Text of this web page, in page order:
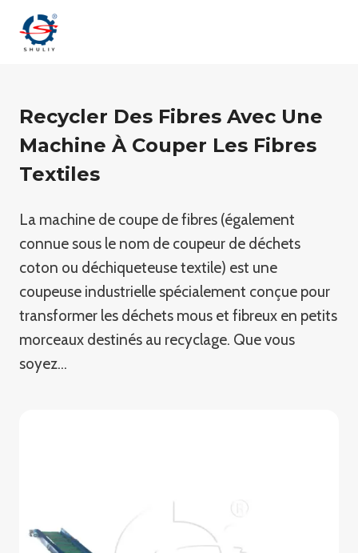
Recycler Des Fibres Avec Une
Machine À Couper Les Fibres
Textiles
La machine de coupe de fibres (également
connue sous le nom de coupeur de déchets
coton ou déchiqueteuse textile) est une
coupeuse industrielle spécialement conçue pour
transformer les déchets mous et fibreux en petits
morceaux destinés au recyclage. Que vous
soyez…